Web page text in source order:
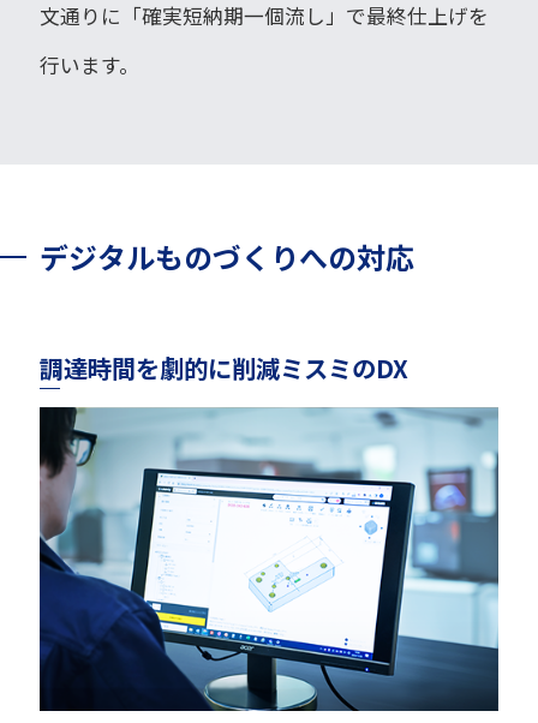
文通りに「確実短納期一個流し」で最終仕上げを
行います。
デジタルものづくりへの対応
調達時間を劇的に削減ミスミのDX